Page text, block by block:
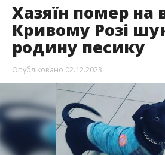
Хазяїн помер на
Кривому Розі
родину песику
Опубліковано 02.12.2023